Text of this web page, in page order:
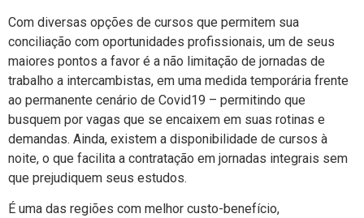
Com diversas opções de cursos que permitem sua
conciliação com oportunidades profissionais, um de seus
maiores pontos a favor é a não limitação de jornadas de
trabalho a intercambistas, em uma medida temporária frente
ao permanente cenário de Covid19 – permitindo que
busquem por vagas que se encaixem em suas rotinas e
demandas. Ainda, existem a disponibilidade de cursos à
noite, o que facilita a contratação em jornadas integrais sem
que prejudiquem seus estudos.
É uma das regiões com melhor custo-benefício,